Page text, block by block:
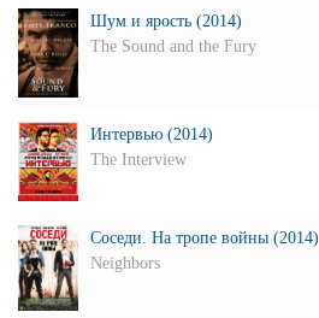
Шум и ярость (2014)
The Sound and the Fury
Интервью (2014)
The Interview
Соседи. На тропе войны (2014)
Neighbors